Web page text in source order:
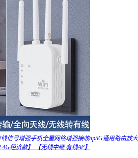
信号增强手机全屋网络增强接收ap5G通用路由放大
经济款】 【无线中继 有线AP】